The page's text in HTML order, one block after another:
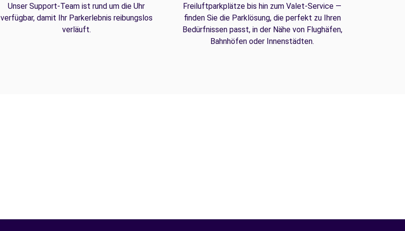
Unser Support-Team ist rund um die Uhr
verfügbar, damit Ihr Parkerlebnis reibungslos
verläuft.
Freiluftparkplätze bis hin zum Valet-Service —
finden Sie die Parklösung, die perfekt zu Ihren
Bedürfnissen passt, in der Nähe von Flughäfen,
Bahnhöfen oder Innenstädten.